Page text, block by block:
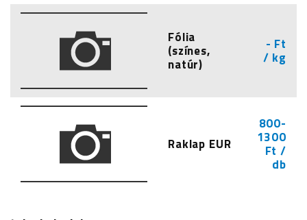
Fólia
(színes,
natúr)
- Ft
/ kg
Raklap EUR
800-
1300
Ft /
db